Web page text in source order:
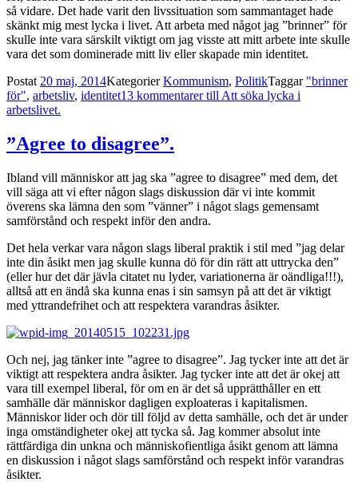
så vidare. Det hade varit den livssituation som sammantaget hade
skänkt mig mest lycka i livet. Att arbeta med något jag ”brinner” för
skulle inte vara särskilt viktigt om jag visste att mitt arbete inte skulle
vara det som dominerade mitt liv eller skapade min identitet.
Postat 20 maj, 2014KategorierKommunism, PolitikTaggar "brinner
för", arbetsliv, identitet13 kommentarertill Att söka lycka i
arbetslivet.
”Agree to disagree”.
Ibland vill människor att jag ska ”agree to disagree” med dem, det
vill säga att vi efter någon slags diskussion där vi inte kommit
överens ska lämna den som ”vänner” i något slags gemensamt
samförstånd och respekt inför den andra.
Det hela verkar vara någon slags liberal praktik i stil med ”jag delar
inte din åsikt men jag skulle kunna dö för din rätt att uttrycka den”
(eller hur det där jävla citatet nu lyder, variationerna är oändliga!!!),
alltså att en ändå ska kunna enas i sin samsyn på att det är viktigt
med yttrandefrihet och att respektera varandras åsikter.
Och nej, jag tänker inte ”agree to disagree”. Jag tycker inte att det är
viktigt att respektera andra åsikter. Jag tycker inte att det är okej att
vara till exempel liberal, för om en är det så upprätthåller en ett
samhälle där människor dagligen exploateras i kapitalismen.
Människor lider och dör till följd av detta samhälle, och det är under
inga omständigheter okej att tycka så. Jag kommer absolut inte
rättfärdiga din unkna och människofientliga åsikt genom att lämna
en diskussion i något slags samförstånd och respekt inför varandras
åsikter.